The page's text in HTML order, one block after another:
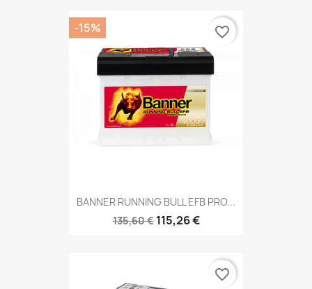
BANNER RUNNING BULL EFB PRO...
135,60 € 115,26 €
-15% favorite_border
favorite_border